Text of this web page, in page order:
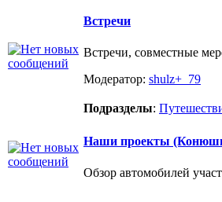
Встречи
Встречи, совместные
Модератор: shulz+_79
Подразделы:
Наши проекты
Обзор автомобилей